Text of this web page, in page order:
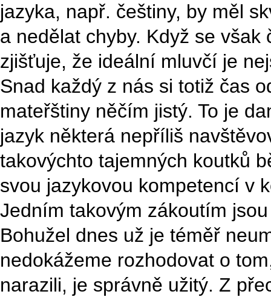
jazyka, např. češtiny, by měl
a nedělat chyby. Když se
zjišťuje, že ideální mluvčí je
Snad každý z nás si totiž čas
mateřštiny něčím jistý. To je
jazyk některá nepříliš
takovýchto tajemných koutků
svou jazykovou kompetencí v
Jedním takovým zákoutím
Bohužel dnes už je téměř
nedokážeme rozhodovat o
narazili, je správně užitý. Z